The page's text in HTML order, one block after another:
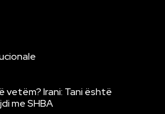
vetëm? Irani: Tani është
me SHBA